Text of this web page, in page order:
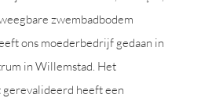
zwembadbodem
ons moederbedrijf gedaan in
in Willemstad. Het
heeft een